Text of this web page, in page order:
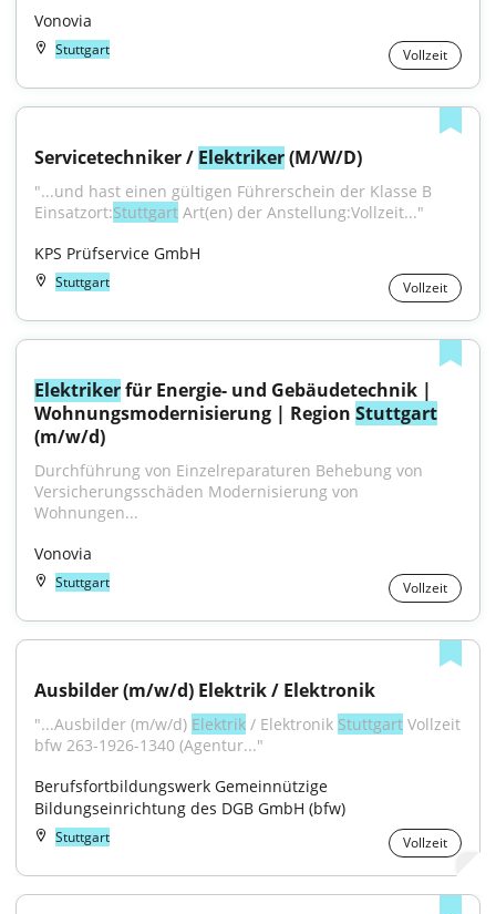
Vonovia
Stuttgart Vollzeit
Servicetechniker / Elektriker (M/W/D)
"...und hast einen gültigen Führerschein der Klasse B
Einsatzort:Stuttgart Art(en) der Anstellung:Vollzeit..."
KPS Prüfservice GmbH
Stuttgart Vollzeit
Elektriker für Energie- und Gebäudetechnik |
Wohnungsmodernisierung | Region Stuttgart
(m/w/d)
Durchführung von Einzelreparaturen Behebung von
Versicherungsschäden Modernisierung von
Wohnungen...
Vonovia
Stuttgart Vollzeit
Ausbilder (m/w/d) Elektrik / Elektronik
"...Ausbilder (m/w/d) Elektrik / Elektronik Stuttgart Vollzeit
bfw 263-1926-1340 (Agentur..."
Berufsfortbildungswerk Gemeinnützige
Bildungseinrichtung des DGB GmbH (bfw)
Stuttgart Vollzeit